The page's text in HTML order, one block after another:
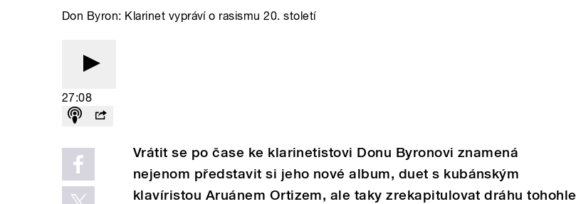
Don Byron: Klarinet vypráví o rasismu 20. století
27:08
Vrátit se po čase ke klarinetistovi Donu Byronovi znamená
nejenom představit si jeho nové album, duet s kubánským
klavíristou Aruánem Ortizem, ale taky zrekapitulovat dráhu tohohle